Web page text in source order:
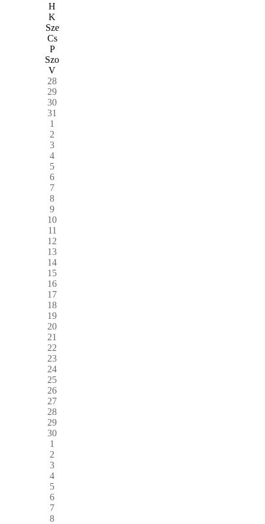
H
K
Sze
Cs
P
Szo
V
28
29
30
31
1
2
3
4
5
6
7
8
9
10
11
12
13
14
15
16
17
18
19
20
21
22
23
24
25
26
27
28
29
30
1
2
3
4
5
6
7
8